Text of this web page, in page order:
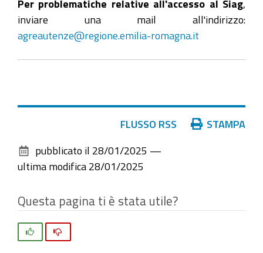
Per problematiche relative all'accesso al Siag
inviare una mail all'indirizzo:
agreautenze@regione.emilia-romagna.it
documento
FLUSSO RSS STAMPA
pubblicato il 28/01/2025 —
ultima modifica 28/01/2025
Questa pagina ti è stata utile?